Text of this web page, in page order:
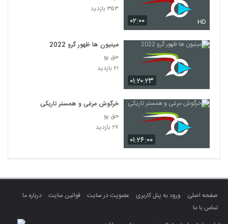
۰۲:۰۰ HD
۳۵۳ بازدید
۰۱:۲۰:۲۳
مینیون ها ظهور گرو 2022
حق پو
۲۱ بازدید
۰۱:۲۶:۰۰
خرگوش مرغی و همستر تاریکی
حق پو
۲۷ بازدید
صفحه اصلی ورود به پنل کاربری عضویت در سایت قوانین سایت
درباره ما
تماس با ما